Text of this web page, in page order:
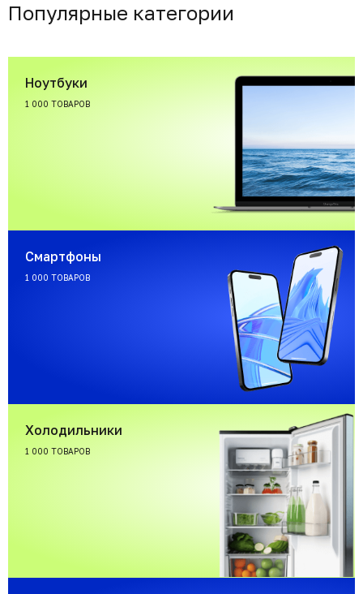
Популярные категории
Ноутбуки
1 000 ТОВАРОВ
Смартфоны
1 000 ТОВАРОВ
Холодильники
1 000 ТОВАРОВ